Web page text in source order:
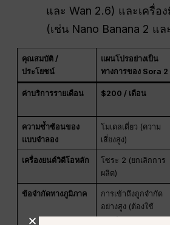
และ Wan 2.6) และเครื่อ
(เช่น Nano Banana 2 แล
คุณสมบัติ /
ประโยชน์
แผนโปรอย่างเป็น
ทางการของ Sora 2
ค่าบริการรายเดือน $200 / เดือน
ความซ้ำซ้อนของ
แบบจำลอง
โมเดลเดี่ยว (ความ
เสี่ยงสูง)
เครื่องยนต์วิดีโอหลัก
โซระ 2 (ยกเลิกการ
ผลิต)
ข้อจำกัดทางภูมิภาค
การเข้าถึงถูกจำกัด
อย่างสูง (ต้องใช้
VPN)